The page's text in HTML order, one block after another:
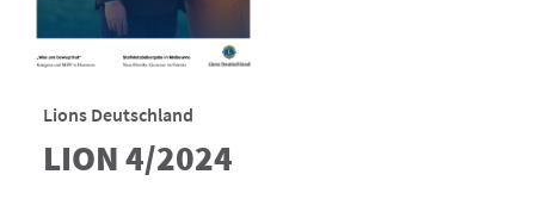
Lions Deutschland
LION 4/2024